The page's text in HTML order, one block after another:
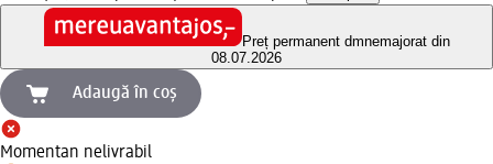
Preț permanent dmnemajorat din
08.07.2026
Adaugă în coș
Momentan nelivrabil